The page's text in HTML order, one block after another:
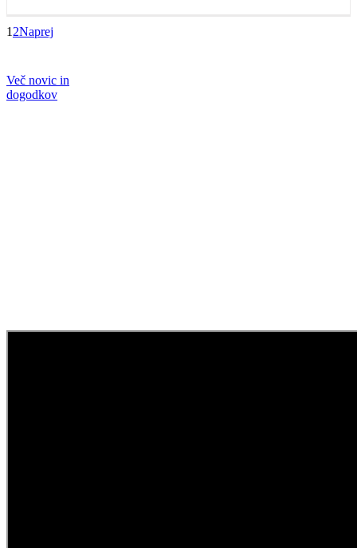
1 2Naprej
Več novic in
dogodkov